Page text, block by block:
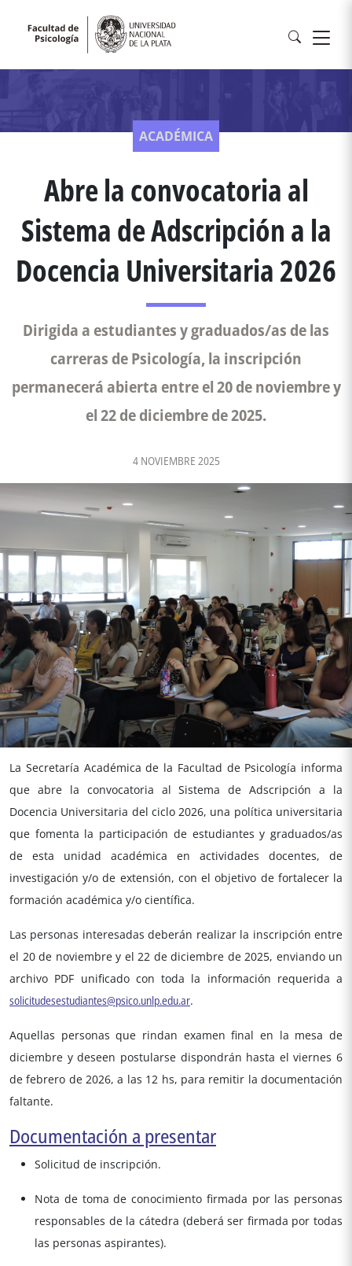
ACADÉMICA
Abre la convocatoria al
Sistema de Adscripción a la
Docencia Universitaria 2026
Dirigida a estudiantes y graduados/as de las
carreras de Psicología, la inscripción
permanecerá abierta entre el 20 de noviembre y
el 22 de diciembre de 2025.
4 NOVIEMBRE 2025
La Secretaría Académica de la Facultad de Psicología informa
que abre la convocatoria al Sistema de Adscripción a la
Docencia Universitaria del ciclo 2026, una política universitaria
que fomenta la participación de estudiantes y graduados/as
de esta unidad académica en actividades docentes, de
investigación y/o de extensión, con el objetivo de fortalecer la
formación académica y/o científica.
Las personas interesadas deberán realizar la inscripción entre
el 20 de noviembre y el 22 de diciembre de 2025, enviando un
archivo PDF unificado con toda la información requerida a
solicitudesestudiantes@psico.unlp.edu.ar.
Aquellas personas que rindan examen final en la mesa de
diciembre y deseen postularse dispondrán hasta el viernes 6
de febrero de 2026, a las 12 hs, para remitir la documentación
faltante.
Documentación a presentar
Solicitud de inscripción.
Nota de toma de conocimiento firmada por las personas
responsables de la cátedra (deberá ser firmada por todas
las personas aspirantes).